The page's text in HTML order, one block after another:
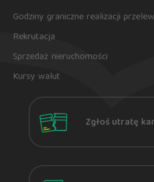
Godziny graniczne realizacji
Rekrutacja
Sprzedaż nieruchomości
Kursy walut
Zgłoś utratę